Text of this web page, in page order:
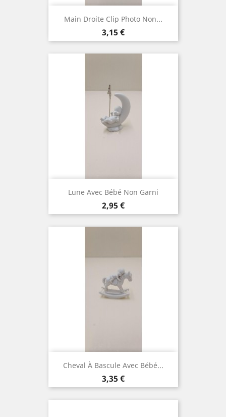
Main Droite Clip Photo Non...
Prix
3,15 €
Lune Avec Bébé Non Garni
Prix
2,95 €
Cheval À Bascule Avec Bébé...
Prix
3,35 €